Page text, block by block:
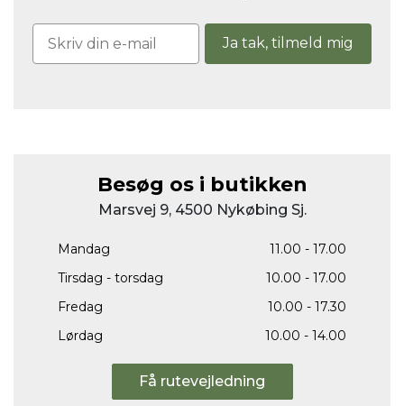
Ja tak, tilmeld mig
Besøg os i butikken
Marsvej 9, 4500 Nykøbing Sj.
Mandag
11.00 - 17.00
Tirsdag - torsdag
10.00 - 17.00
Fredag
10.00 - 17.30
Lørdag
10.00 - 14.00
Få rutevejledning